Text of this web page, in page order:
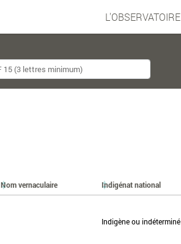
L'OBSERVATOIRE
Nom vernaculaire Indigénat national
Indigène ou indéterminé